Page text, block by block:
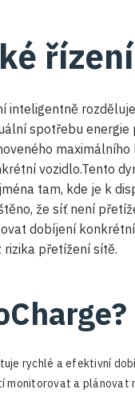
inteligentně
spotřebu
maximálního
vozidlo.Tento
tam, kde je k
že síť není
dobíjení
přetížení sítě.
rychlé a efektivní
monitorovat a plánovat